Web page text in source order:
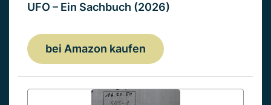
UFO – Ein Sachbuch (2026)
bei Amazon kaufen